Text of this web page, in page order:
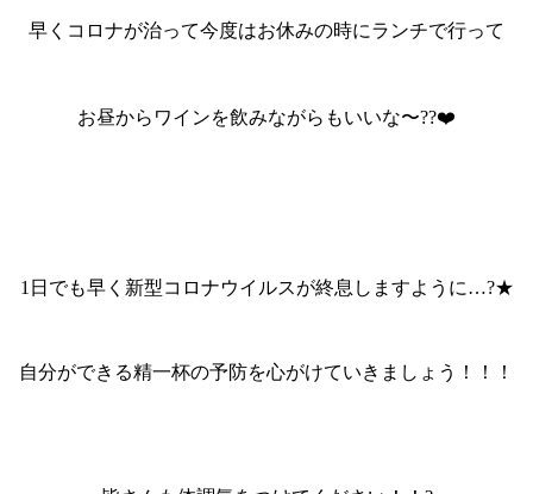
早くコロナが治って今度はお休みの時にランチで行って
お昼からワインを飲みながらもいいな〜??❤️
1日でも早く新型コロナウイルスが終息しますように…?★
自分ができる精一杯の予防を心がけていきましょう！！！